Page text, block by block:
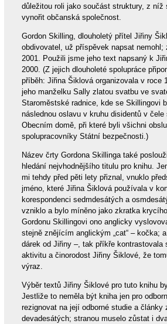
důležitou roli jako součást struktury, z níž
vynořit občanská společnost.
Gordon Skilling, dlouholetý přítel Jiřiny
obdivovatel, už příspěvek napsat nemohl;
2001. Použili jsme jeho text napsaný k
2000. (Z jejich dlouholeté spolupráce
příběh: Jiřina Šiklová organizovala v roce
jeho manželku Sally zlatou svatbu ve
Staroměstské radnice, kde se Skillingovi
následnou oslavu v kruhu disidentů v
Obecním domě, při které byli všichni
spolupracovníky Státní bezpečnosti.)
Název črty Gordona Skillinga také
hledání nejvhodnějšího titulu pro knihu.
mi tehdy před pěti lety přiznal, vnuklo
jméno, které Jiřina Šiklová používala v
korespondenci sedmdesátých a
vzniklo a bylo míněno jako zkratka krycího
Gordonu Skillingovi ono anglicky
stejně znějícím anglickým „cat“ – kočka;
dárek od Jiřiny –, tak příkře kontrastovala
aktivitu a činorodost Jiřiny Šiklové, že
výraz.
Výběr textů Jiřiny Šiklové pro tuto knihu
Jestliže to neměla být kniha jen pro
rezignovat na její odborné studie a články
devadesátých; stranou muselo zůstat i